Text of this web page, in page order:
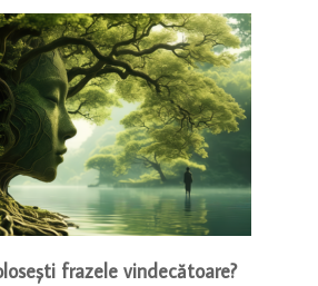
frazele vindecătoare?